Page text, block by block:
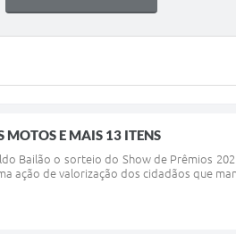
MOTOS E MAIS 13 ITENS
Bailão o sorteio do Show de Prêmios
ação de valorização dos cidadãos que